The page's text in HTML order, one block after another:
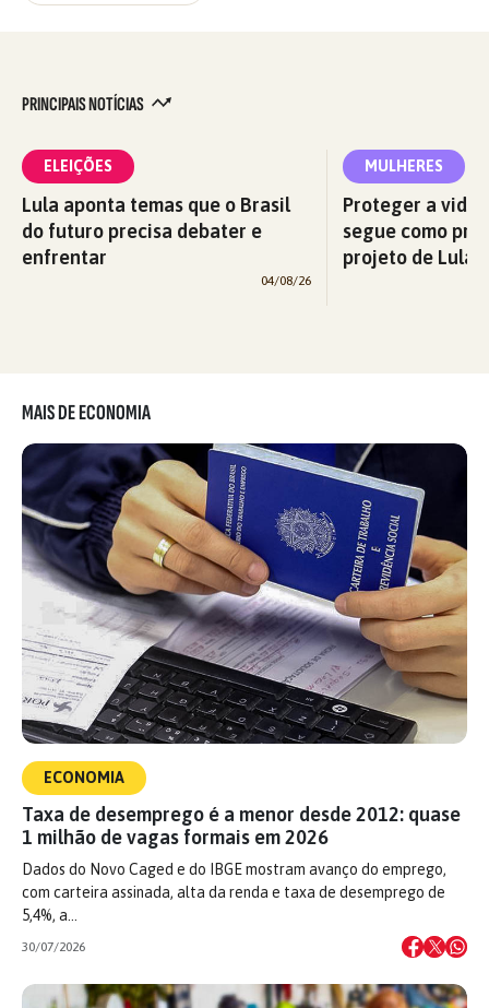
PRINCIPAIS NOTÍCIAS
ELEIÇÕES
Lula aponta temas que o Brasil
do futuro precisa debater e
enfrentar
04/08/26
MULHERES
Proteger a vida
segue como
projeto de Lula
MAIS DE ECONOMIA
ECONOMIA
Taxa de desemprego é a menor desde 2012: quase
1 milhão de vagas formais em 2026
Dados do Novo Caged e do IBGE mostram avanço do emprego,
com carteira assinada, alta da renda e taxa de desemprego de
5,4%, a…
30/07/2026